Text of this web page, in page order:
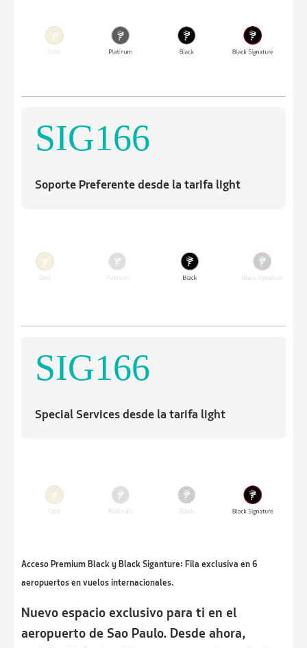
SIG166
Soporte Preferente desde la tarifa light
SIG166
Special Services desde la tarifa light
Acceso Premium Black y Black Siganture: Fila exclusiva en 6
aeropuertos en vuelos internacionales.
Nuevo espacio exclusivo para ti en el
aeropuerto de Sao Paulo. Desde ahora,